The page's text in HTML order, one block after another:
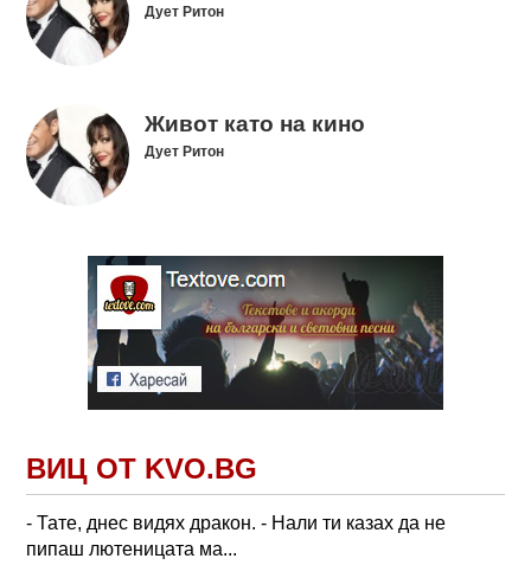
Дует Ритон
Живот като на кино
Дует Ритон
ВИЦ ОТ KVO.BG
- Тате, днес видях дракон. - Нали ти казах да не
пипаш лютеницата ма...